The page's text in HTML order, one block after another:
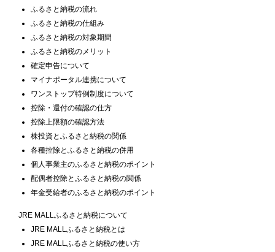
ふるさと納税の流れ
ふるさと納税の仕組み
ふるさと納税の対象期間
ふるさと納税のメリット
確定申告について
マイナポータル連携について
ワンストップ特例制度について
控除・還付の確認の仕方
控除上限額の確認方法
株投資とふるさと納税の関係
各種控除とふるさと納税の併用
個人事業主のふるさと納税のポイント
配偶者控除とふるさと納税の関係
年金受給者のふるさと納税のポイント
JRE MALLふるさと納税について
JRE MALLふるさと納税とは
JRE MALLふるさと納税の使い方